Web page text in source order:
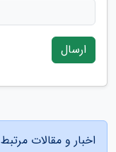
ارسال
اخبار و مقالات مرتبط